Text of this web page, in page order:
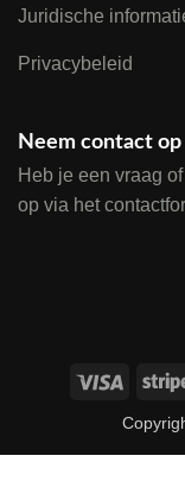
Juridische
Privacybeleid
Neem contact
Heb je een vraag
op via het
Visa